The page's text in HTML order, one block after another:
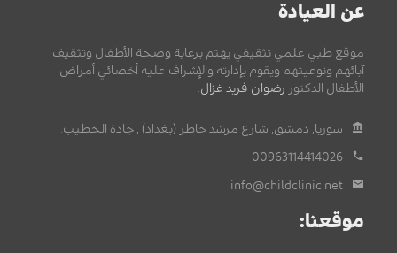
عن العيادة
موقع طبي علمي تثقيفي يهتم برعاية وصحة الأطفال وتثقيف
آبائهم وتوعيتهم ويقوم بإدارته والإشراف عليه أخصائي أمراض
الأطفال الدكتور رضوان فريد غزال.
سوريا, دمشق, شارع مرشد خاطر (بغداد) , جادة الخطيب.
00963114414026
info@childclinic.net
موقعنا: